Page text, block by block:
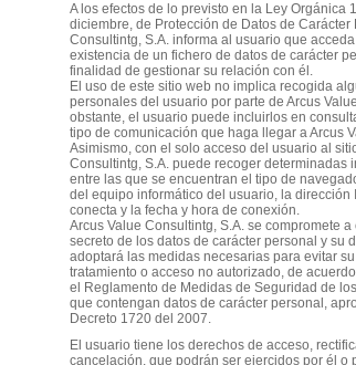
A los efectos de lo previsto en la Ley Orgánica
diciembre, de Protección de Datos de Carácter
Consultintg, S.A. informa al usuario que
existencia de un fichero de datos de carácter
finalidad de gestionar su relación con él.
El uso de este sitio web no implica recogida
personales del usuario por parte de Arcus
obstante, el usuario puede incluirlos en
tipo de comunicación que haga llegar a Arcus
Asimismo, con el solo acceso del usuario al
Consultintg, S.A. puede recoger determinadas
entre las que se encuentran el tipo de
del equipo informático del usuario, la dirección
conecta y la fecha y hora de conexión.
Arcus Value Consultintg, S.A. se compromete
secreto de los datos de carácter personal y su
adoptará las medidas necesarias para evitar
tratamiento o acceso no autorizado, de
el Reglamento de Medidas de Seguridad de
que contengan datos de carácter personal,
Decreto 1720 del 2007.
El usuario tiene los derechos de acceso,
cancelación, que podrán ser ejercidos por él o